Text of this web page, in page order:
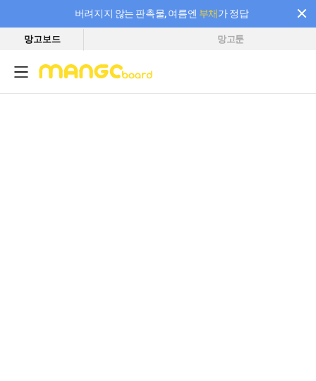
버려지지 않는 판촉물, 여름엔 부채가 정답
필요한 만큼 충전하고 끊김 없이 작업하세요! 새로워진 AI 부스터 요금제
망고보드 망고툰